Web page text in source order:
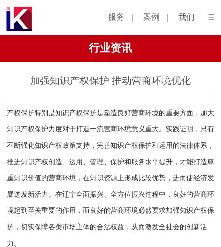
服务 | 案例 | 我们
行业资讯
加强知识产权保护 推动营商环境优化
产权保护特别是知识产权保护是塑造良好营商环境的重要方面，加大
知识产权保护力度对于打造一流营商环境意义重大。实践证明，只有
不断强化知识产权政策支持，完善知识产权保护和运用的法律体系，
推进知识产权创造、运用、管理、保护和服务水平提升，才能打造尊
重知识价值的营商环境，在知识资源上形成比较优势，进而使经济发
展迸发新活力。在辽宁全面振兴、全方位振兴过程中，良好的营商环
境起到至关重要的作用，而良好的营商环境必然要求加强知识产权保
护，切实保障各类市场主体的合法权益，从而激发全社会的创新活
力。